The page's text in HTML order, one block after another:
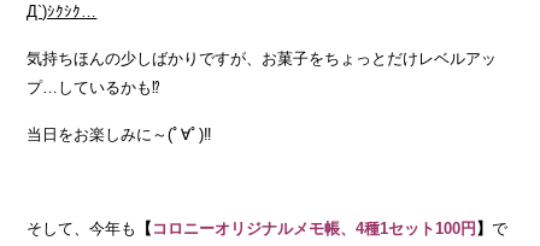
Д`)ｼｸｼｸ…
気持ちほんの少しばかりですが、お菓子をちょっとだけレベルアッ
プ…しているかも⁉
当日をお楽しみに～(ﾟ∀ﾟ)‼
そして、今年も 【 コロニーオリジナルメモ帳、4種1セット100円】で